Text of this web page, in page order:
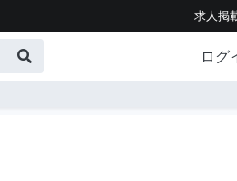
求人掲
ログ